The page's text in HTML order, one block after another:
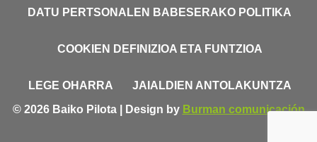
DATU PERTSONALEN BABESERAKO POLITIKA
COOKIEN DEFINIZIOA ETA FUNTZIOA
LEGE OHARRA
JAIALDIEN ANTOLAKUNTZA
© 2026 Baiko Pilota | Design by Burman comunicación